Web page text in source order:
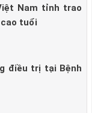
Nam tỉnh trao
tuổi
điều trị tại Bệnh